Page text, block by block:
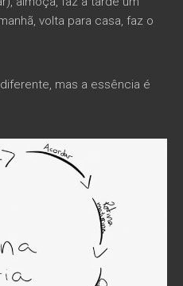
volta para casa, faz o
mas a essência é